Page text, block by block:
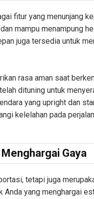
fitur yang menunjang
mampu menampung
juga tersedia untuk
rasa aman saat
dituning untuk
yang upright dan
kelelahan pada
Gaya
tetapi juga
Anda yang menghargai